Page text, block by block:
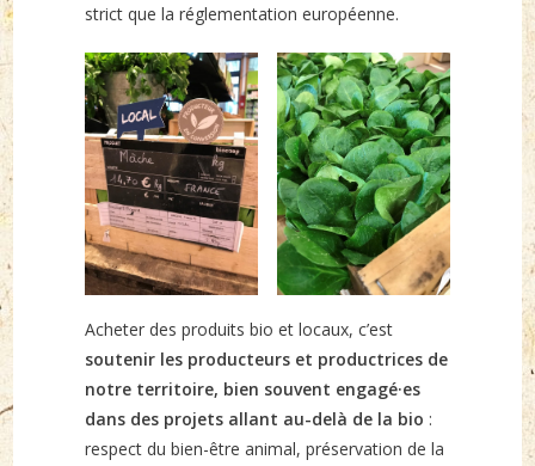
strict que la réglementation européenne.
Acheter des produits bio et locaux, c’est
soutenir les producteurs et productrices de
notre territoire, bien souvent engagé·es
dans des projets allant au-delà de la bio :
respect du bien-être animal, préservation de la